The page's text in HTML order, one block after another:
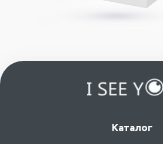
Каталог